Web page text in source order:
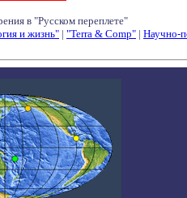
в "Русском переплете"
и жизнь" | "Terra & Comp" | Научно-